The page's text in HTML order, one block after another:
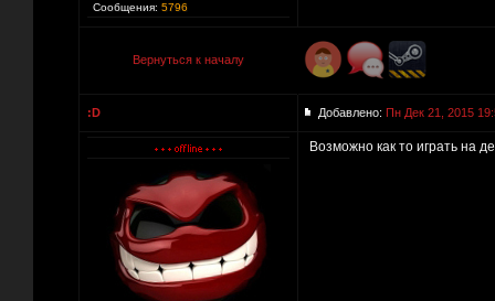
Сообщения: 5796
Вернуться к началу
:D Добавлено: Пн Дек 21, 2015
Возможно как то играть на